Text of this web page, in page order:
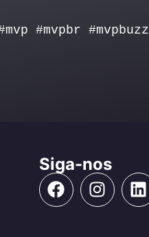
#mvpbr #mvpbuzz
Siga-nos